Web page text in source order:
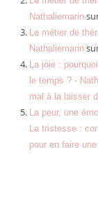
Nathaliemarin
Le métier de
Nathaliemarin
La joie :
le temps ? -
mal à la laisser
La peur, une
La tristesse :
pour en faire